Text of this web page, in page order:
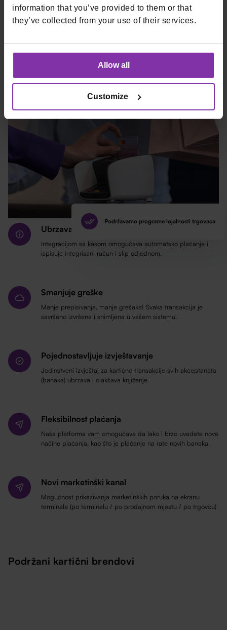
information that you’ve provided to them or that
they’ve collected from your use of their services.
Allow all
Customize
Podržavamo programe lojalnosti trgovaca
Ubrzava naplatu
Integracijom sa kasom omogućava automatsko plaćanje i
ispisuje integrisani račun i slip odjednom.
Smanjuje greške
Manje prepisivanja, manje grešaka! Svaka transakcija je
savršeno izvršena i snimljena u vašem sistemu.
Pojednostavljuje izvještavanje
Jedinstveni izvještaj za kartične transakcije svih akceptanata
(banaka) ubrzava i olakšava knjiženje.
Fleksibilnost plaćanja
Naša platforma vam omogućava da lako i brzo uvedete nove
načine plaćanja, kao što je plaćanje na rate novih banaka.
Novi marketinški kanal
Mogućnost prikazivanja marketinških poruka na ekranu
terminala (po terminalu / po prodajnom mjestu / po trgovcu)
Podržani kartični brendovi